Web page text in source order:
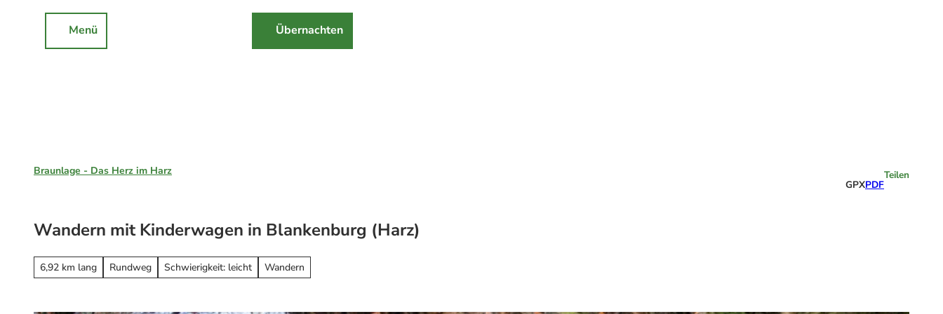
Menü
Sankt Andreasberg
Hohegeiß
Nationalpark Harz
Erleben
Alle Erlebnisse
Wandern
Übernachten
Braunlage - Das Herz im Harz
GPXPDF
Teilen
Wandern mit Kinderwagen in Blankenburg (Harz)
6,92 km lang Rundweg Schwierigkeit: leicht Wandern